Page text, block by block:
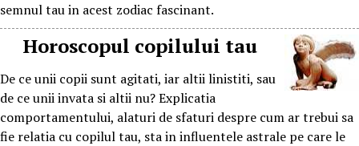
semnul tau in acest zodiac fascinant.
Horoscopul copilului tau
De ce unii copii sunt agitati, iar altii linistiti, sau
de ce unii invata si altii nu? Explicatia
comportamentului, alaturi de sfaturi despre cum ar trebui sa
fie relatia cu copilul tau, sta in influentele astrale pe care le